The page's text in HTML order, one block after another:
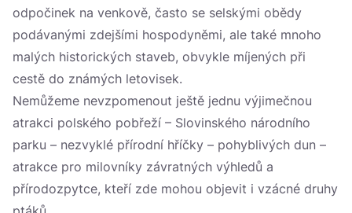
odpočinek na venkově, často se selskými obědy
podávanými zdejšími hospodyněmi, ale také mnoho
malých historických staveb, obvykle míjených při
cestě do známých letovisek.
Nemůžeme nevzpomenout ještě jednu výjimečnou
atrakci polského pobřeží – Slovinského národního
parku – nezvyklé přírodní hříčky – pohyblivých dun –
atrakce pro milovníky závratných výhledů a
přírodozpytce, kteří zde mohou objevit i vzácné druhy